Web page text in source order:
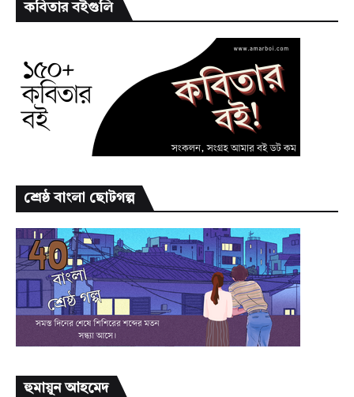
কবিতার বইগুলি
শ্রেষ্ঠ বাংলা ছোটগল্প
হুমায়ূন আহমেদ